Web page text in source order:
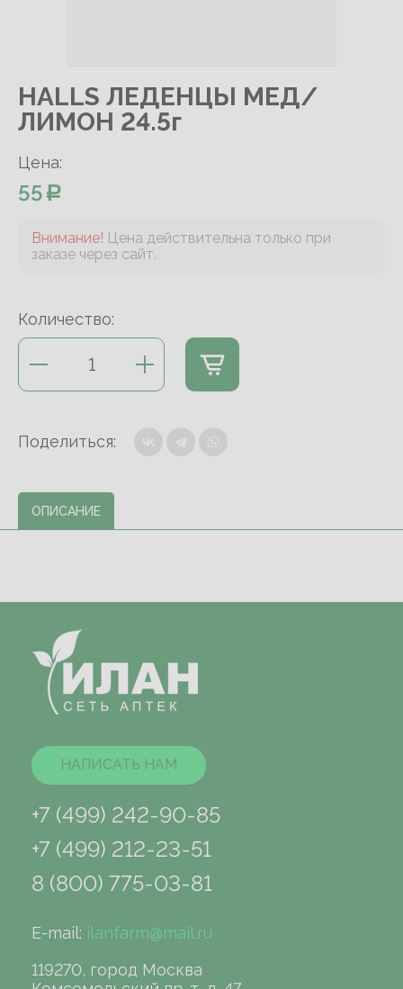
HALLS ЛЕДЕНЦЫ МЕД/
ЛИМОН 24.5г
Цена:
55
Внимание! Цена действительна только при
заказе через сайт.
Количество:
Поделиться:
ОПИСАНИЕ
НАПИСАТЬ НАМ
+7 (499) 242-90-85
+7 (499) 212-23-51
8 (800) 775-03-81
E-mail: ilanfarm@mail.ru
119270, город Москва